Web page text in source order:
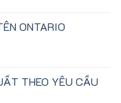
ONTARIO
THEO YÊU CẦU